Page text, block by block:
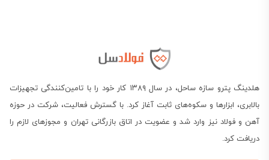
هلدینگ پترو سازه ساحل، در سال ۱۳۸۹ کار خود را با تامین‌کنندگی تجهیزات
بالابری، ابزارها و سکوه‌های ثابت آغاز کرد. با گسترش فعالیت، شرکت در حوزه
آهن و فولاد نیز وارد شد و عضویت در اتاق بازرگانی تهران و مجوزهای لازم را
دریافت کرد.